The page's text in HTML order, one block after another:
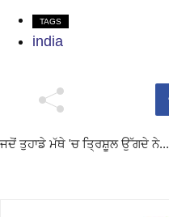
TAGS
india
ਜਦੋਂ ਤੁਹਾਡੇ ਮੱਥੇ 'ਚ ਤ੍ਰਿਸ਼ੂਲ ਉੱਗਦੇ ਨੇ...